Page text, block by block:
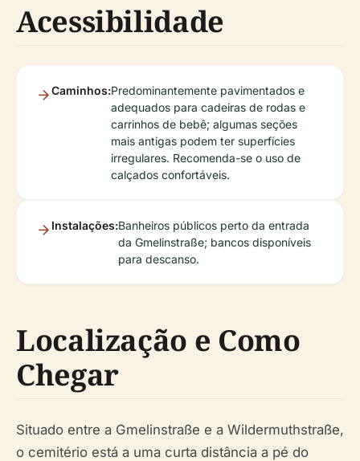
Acessibilidade
Caminhos:Predominantemente pavimentados e
adequados para cadeiras de rodas e
carrinhos de bebê; algumas seções
mais antigas podem ter superfícies
irregulares. Recomenda-se o uso de
calçados confortáveis.
Instalações:Banheiros públicos perto da entrada
da Gmelinstraße; bancos disponíveis
para descanso.
Localização e Como
Chegar
Situado entre a Gmelinstraße e a Wildermuthstraße,
o cemitério está a uma curta distância a pé do